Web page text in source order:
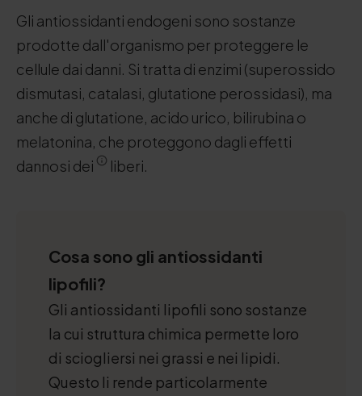
Gli antiossidanti endogeni sono sostanze
prodotte dall'organismo per proteggere le
cellule dai danni. Si tratta di enzimi (superossido
dismutasi, catalasi, glutatione perossidasi), ma
anche di glutatione, acido urico, bilirubina o
melatonina, che proteggono dagli effetti
dannosi dei
liberi.
Cosa sono gli antiossidanti
lipofili?
Gli antiossidanti lipofili sono sostanze
la cui struttura chimica permette loro
di sciogliersi nei grassi e nei lipidi.
Questo li rende particolarmente